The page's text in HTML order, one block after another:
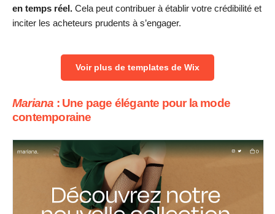
en temps réel. Cela peut contribuer à établir votre crédibilité et
inciter les acheteurs prudents à s’engager.
Voir plus de templates de Wix
Mariana : Une page élégante pour la mode
contemporaine